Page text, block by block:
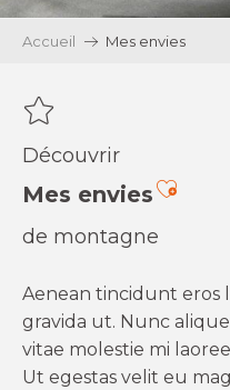
Accueil Mes envies
Découvrir
Mes envies
de montagne
Aenean tincidunt eros
gravida ut. Nunc
vitae molestie mi
Ut egestas velit eu